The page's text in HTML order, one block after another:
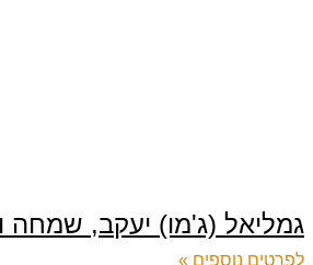
גמליאל (ג'מו) יעקב, שמחה
לפרטים נוספים »